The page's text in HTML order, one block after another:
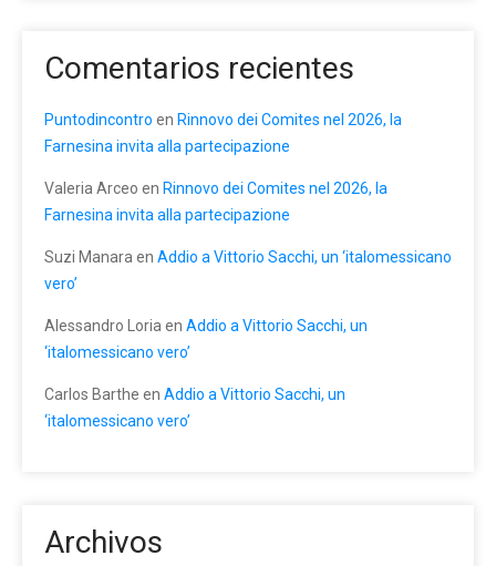
Comentarios recientes
Puntodincontro en Rinnovo dei Comites nel 2026, la
Farnesina invita alla partecipazione
Valeria Arceo en Rinnovo dei Comites nel 2026, la
Farnesina invita alla partecipazione
Suzi Manara en Addio a Vittorio Sacchi, un ‘italomessicano
vero’
Alessandro Loria en Addio a Vittorio Sacchi, un
‘italomessicano vero’
Carlos Barthe en Addio a Vittorio Sacchi, un
‘italomessicano vero’
Archivos